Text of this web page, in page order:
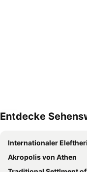
Entdecke
Internationaler Eleftherios-Venizelos-
Akropolis von Athen